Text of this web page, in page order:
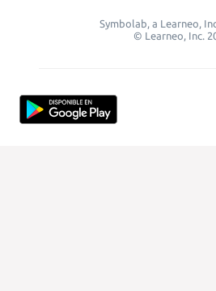
Symbolab, a Learneo,
© Learneo, Inc.